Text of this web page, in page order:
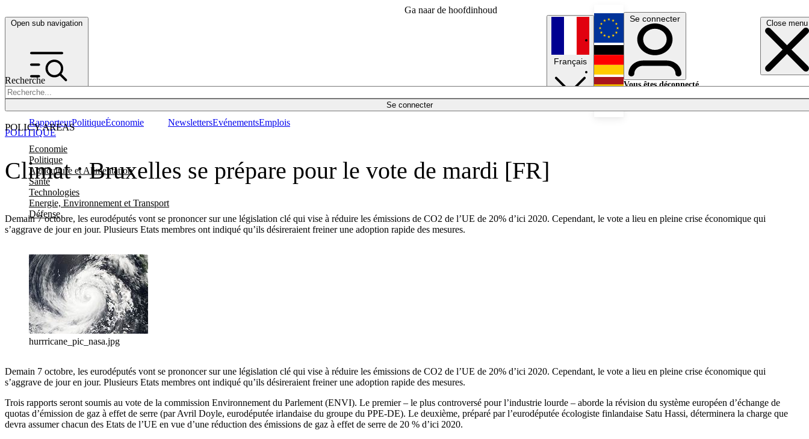
Ga naar de hoofdinhoud
Open sub navigation Close menu
Recherche
Se connecter
POLICY AREAS
Economie
Politique
Agriculture et Alimentation
Santé
Technologies
Energie, Environnement et Transport
Défense
RapporteurPolitiqueÉconomie NewslettersEvénementsEmplois
Français
English
Deutsch
Se connecter
Vous êtes déconnecté.
Climat : Bruxelles se prépare pour le vote de mardi [FR]
Demain 7 octobre, les eurodéputés vont se prononcer sur une législation clé qui vise à réduire les émissions de CO2 de l’UE de 20% d’ici 2020. Cependant, le vote a lieu en pleine crise économique qui
s’aggrave de jour en jour. Plusieurs Etats membres ont indiqué qu’ils désireraient freiner une adoption rapide des mesures.
POLITIQUE
hurrricane_pic_nasa.jpg
Demain 7 octobre, les eurodéputés vont se prononcer sur une législation clé qui vise à réduire les émissions de CO2 de l’UE de 20% d’ici 2020. Cependant, le vote a lieu en pleine crise économique qui
s’aggrave de jour en jour. Plusieurs Etats membres ont indiqué qu’ils désireraient freiner une adoption rapide des mesures.
Trois rapports seront soumis au vote de la commission Environnement du Parlement (ENVI). Le premier – le plus controversé pour l’industrie lourde – aborde la révision du système européen d’échange de
quotas d’émission de gaz à effet de serre (par Avril Doyle, eurodéputée irlandaise du groupe du PPE-DE). Le deuxième, préparé par l’eurodéputée écologiste finlandaise Satu Hassi, déterminera la charge que
devra assumer chacun des Etats de l’UE en vue d’une réduction des émissions de gaz à effet de serre de 20 % d’ici 2020.